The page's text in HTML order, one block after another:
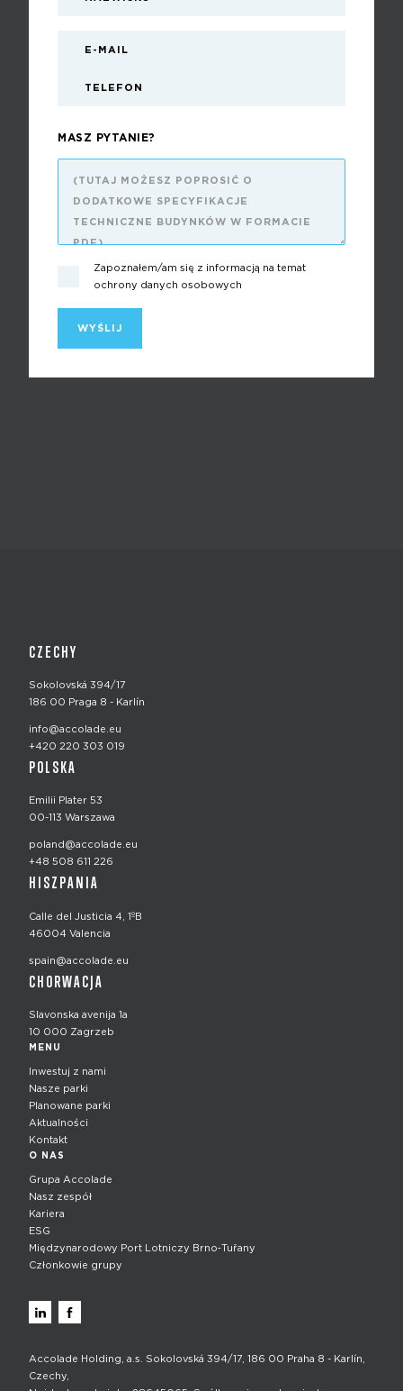
MASZ PYTANIE?
Zapoznałem/am się z informacją na temat
ochrony danych osobowych
CZECHY
Sokolovská 394/17
186 00 Praga 8 - Karlín
info@accolade.eu
+420 220 303 019
POLSKA
Emilii Plater 53
00-113 Warszawa
poland@accolade.eu
+48 508 611 226
HISZPANIA
Calle del Justicia 4, 1ºB
46004 Valencia
spain@accolade.eu
CHORWACJA
Slavonska avenija 1a
10 000 Zagrzeb
MENU
Inwestuj z nami
Nasze parki
Planowane parki
Aktualności
Kontakt
O NAS
Grupa Accolade
Nasz zespół
Kariera
ESG
Międzynarodowy Port Lotniczy Brno‑Tuřany
Członkowie grupy
Accolade Holding, a.s. Sokolovská 394/17, 186 00 Praha 8 - Karlín,
Czechy,